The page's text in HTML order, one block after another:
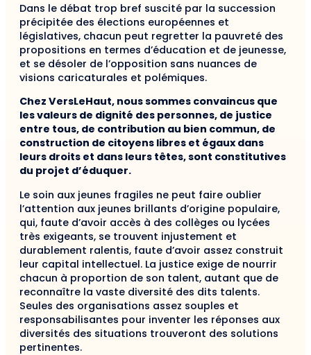
Dans le débat trop bref suscité par la succession
précipitée des élections européennes et
législatives, chacun peut regretter la pauvreté des
propositions en termes d’éducation et de jeunesse,
et se désoler de l’opposition sans nuances de
visions caricaturales et polémiques.
Chez VersLeHaut, nous sommes convaincus que
les valeurs de dignité des personnes, de justice
entre tous, de contribution au bien commun, de
construction de citoyens libres et égaux dans
leurs droits et dans leurs têtes, sont constitutives
du projet d’éduquer.
Le soin aux jeunes fragiles ne peut faire oublier
l’attention aux jeunes brillants d’origine populaire,
qui, faute d’avoir accès à des collèges ou lycées
très exigeants, se trouvent injustement et
durablement ralentis, faute d’avoir assez construit
leur capital intellectuel. La justice exige de nourrir
chacun à proportion de son talent, autant que de
reconnaître la vaste diversité des dits talents.
Seules des organisations assez souples et
responsabilisantes pour inventer les réponses aux
diversités des situations trouveront des solutions
pertinentes.